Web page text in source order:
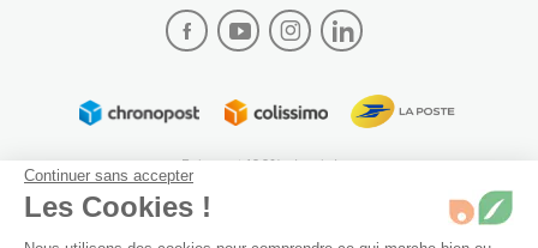
Paiement 100% sécurisé
Continuer sans accepter
Les Cookies !